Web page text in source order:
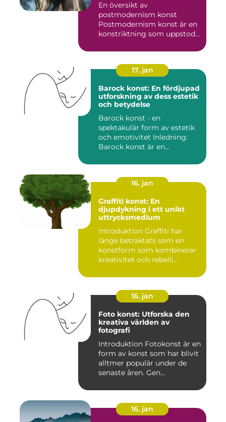
En översikt av
postmodernism konst
Postmodernism konst är en
konstriktning som uppstod
17. jan
Barock konst: En fördjupad
utforskning av dess estetik
och betydelse
Barock konst - en
spektakulär form av estetik
och emotivitet Inledning:
Barock konst är en
16. jan
Graffiti konst: En
djupdykning i ett unikt
uttrycksmedium
Introduktion Graffiti har
länge betraktats som en
konstform som kombinerar
kreativitet och rebelli...
16. jan
Foto konst: Utforska den
kreativa världen av
fotografi
Introduktion Fotokonst är en
form av konst som har blivit
alltmer populär under de
senaste åren. Gen...
16. jan